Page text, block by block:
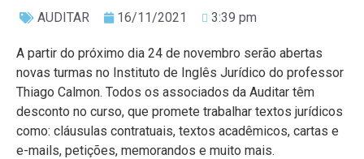
AUDITAR 16/11/2021 3:39 pm
A partir do próximo dia 24 de novembro serão abertas
novas turmas no Instituto de Inglês Jurídico do professor
Thiago Calmon. Todos os associados da Auditar têm
desconto no curso, que promete trabalhar textos jurídicos
como: cláusulas contratuais, textos acadêmicos, cartas e
e-mails, petições, memorandos e muito mais.